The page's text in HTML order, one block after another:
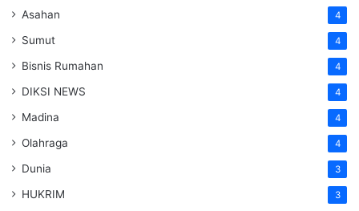
Asahan 4
Sumut 4
Bisnis Rumahan 4
DIKSI NEWS 4
Madina 4
Olahraga 4
Dunia 3
HUKRIM 3